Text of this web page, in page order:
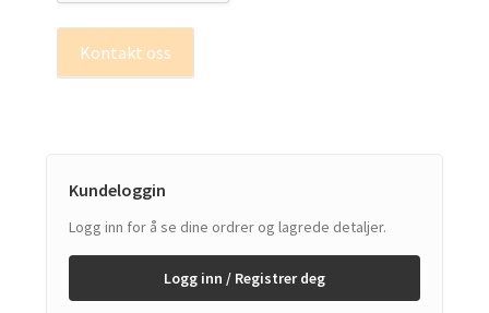
Kontakt oss
Kundeloggin
Logg inn for å se dine ordrer og lagrede detaljer.
Logg inn / Registrer deg